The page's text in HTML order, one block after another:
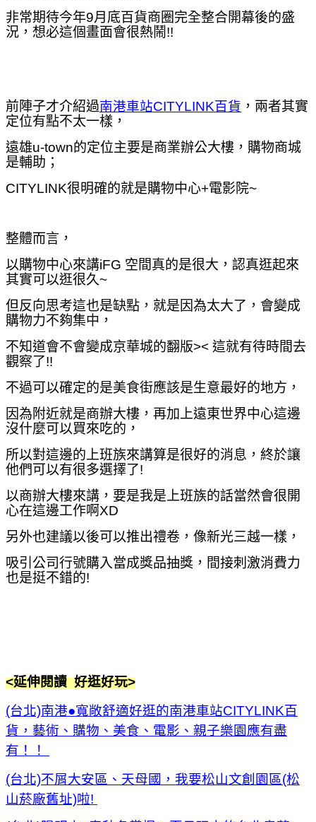
非常期待今年9月底百貨商圈完全整合開幕後的盛
況， 想必這個畫面會很熱鬧!!
前陣子才介紹過南港車站CITYLINK百貨 ， 兩者其實
定位有點不太一樣，
遠雄u-town的定位主要是商業辦公大樓，購物商城
是輔助 ；
CITYLINK很明確的就是購物中心+電影院~
整體而言，
以購物中心來講iFG 空間真的是很大，認真逛起來
其實可以逛很久~
但反向思考這也是缺點，就是因為太大了，會變成
購物力不夠集中，
不知道會不會變成京華城的翻版>< 這就有待時間去
觀察了!!
不過可以確定的是美食街應該是生意最好的地方，
因為附近就是商辦大樓，再加上遠東世界中心這邊
沒什麼可以買來吃的，
所以對這邊的上班族來講算是很好的消息，終於讓
他們可以有很多選擇了!
以商辦大樓來講，要是我是上班族的話當然會很開
心在這邊工作啊XD
另外也建議以後可以推出禮卷，像新光三越一樣，
吸引公司行號購入當成獎品抽獎，間接刺激消費力
也是挺不錯的!
<延伸閱讀 好逛好玩>
(台北)南港●寬敞舒適好逛的南港車站CITYLINK百
貨，藝術、購物、美食、電影、親子樂園應有盡
有！！
(台北)不屑大安區、天母國，我要松山文創園區(松
山菸廠舊址)啦!